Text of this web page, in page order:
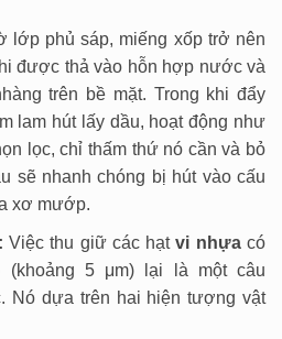
lớp phủ sáp, miếng xốp trở nên
được thả vào hỗn hợp nước và
trên bề mặt. Trong khi đẩy
lam hút lấy dầu, hoạt động như
lọc, chỉ thấm thứ nó cần và bỏ
sẽ nhanh chóng bị hút vào cấu
xơ mướp.
Việc thu giữ các hạtvi nhựacó
(khoảng 5 μm) lại là một câu
Nó dựa trên hai hiện tượng vật